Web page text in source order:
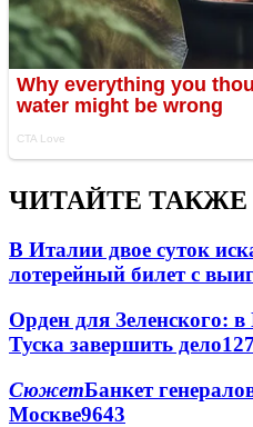
ЧИТАЙТЕ ТАКЖЕ
В Италии двое суток
лотерейный билет с
Орден для Зеленского:
Туска завершить дело
СюжетБанкет
Москве9643